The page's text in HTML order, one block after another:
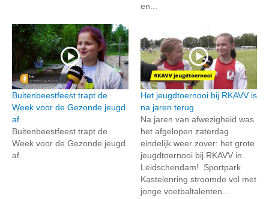
en...
Buitenbeestfeest trapt de
Week voor de Gezonde jeugd
af.
Buitenbeestfeest trapt de
Week voor de Gezonde jeugd
af.
Het jeugdtoernooi bij RKAVV is
na jaren terug
Na jaren van afwezigheid was
het afgelopen zaterdag
eindelijk weer zover: het grote
jeugdtoernooi bij RKAVV in
Leidschendam! Sportpark
Kastelenring stroomde vol met
jonge voetbaltalenten...